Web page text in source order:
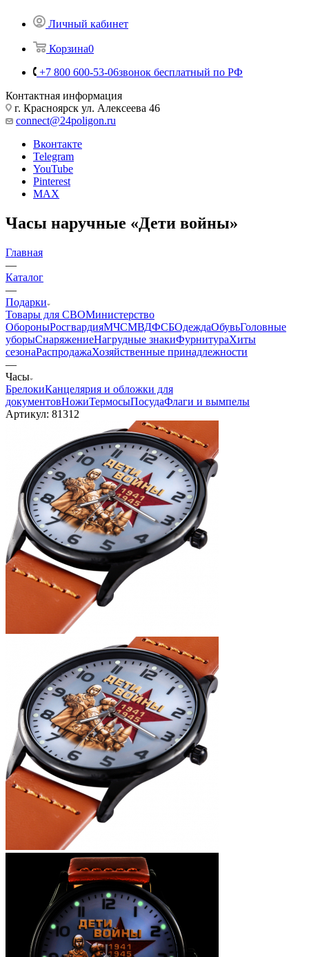
Личный кабинет
Корзина0
+7 800 600-53-06звонок бесплатный по РФ
Контактная информация
г. Красноярск ул. Алексеева 46
connect@24poligon.ru
Вконтакте
Telegram
YouTube
Pinterest
MAX
Часы наручные «Дети войны»
Главная
—
Каталог
—
Подарки
Товары для СВОМинистерство
ОбороныРосгвардияМЧСМВДФСБОдеждаОбувьГоловные
уборыСнаряжениеНагрудные знакиФурнитураХиты
сезонаРаспродажаХозяйственные принадлежности
—
Часы
БрелокиКанцелярия и обложки для
документовНожиТермосыПосудаФлаги и вымпелы
Артикул: 81312